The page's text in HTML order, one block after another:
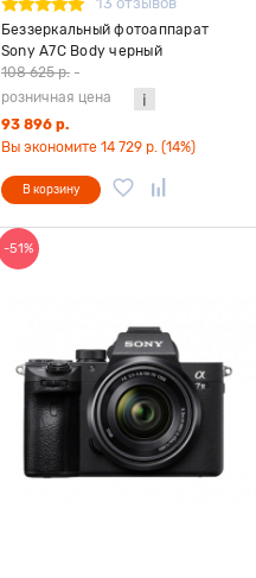
Беззеркальный фотоаппарат
Sony A7С Body черный
108 625 р. -
розничная цена
93 896 р.
Вы экономите 14 729 р. (14%)
В корзину
-51%